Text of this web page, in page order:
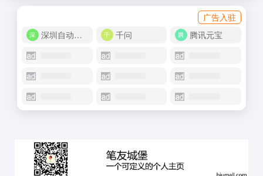
广告入驻
深圳自动化商城
千问 腾讯元宝